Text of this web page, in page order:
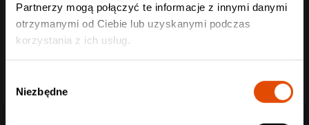
Partnerzy mogą połączyć te informacje z innymi danymi
otrzymanymi od Ciebie lub uzyskanymi podczas
korzystania z ich usług.
zgody
Niezbędne